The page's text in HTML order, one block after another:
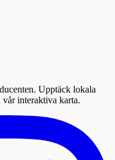
Upptäck lokala
vår interaktiva karta.